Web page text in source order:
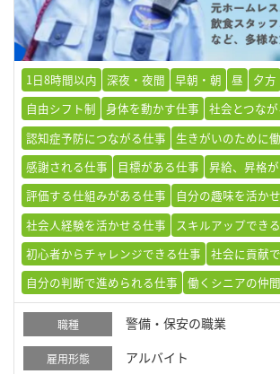
1日8時間以内 深夜・夜間 早朝・朝 昼 夕方
自由シフト制
身体を動かす仕事
社会とつな
認知症予防につながる仕事
生きがいのために
感謝される仕事
目標がある仕事
昇給、昇格
評価する仕組みがある仕事
自分の趣味を活か
社会人経験を活かせる仕事
スキルアップでき
初心者からチャレンジできる仕事
社会に貢献
自分の判断で進められる仕事
働くシニアの仲
職種 警備・保安の職業
雇用形態 アルバイト